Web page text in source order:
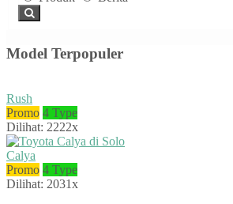
Model Terpopuler
Rush
Promo 4 Type
Dilihat: 2222x
Calya
Promo 4 Type
Dilihat: 2031x